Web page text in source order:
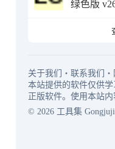
绿色版
关于我们 ・ 联系我们 ・
本站提供的软件仅供
正版软件。使用本站
© 2026 工具集